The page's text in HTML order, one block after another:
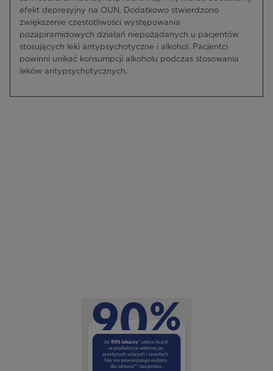
efekt depresyjny na OUN. Dodatkowo stwierdzono
zwiększenie częstotliwości występowania
pozapiramidowych działań niepożądanych u pacjentów
stosujących leki antypsychotyczne i alkohol. Pacjentci
powinni unikać konsumpcji alkoholu podczas stosowania
leków antypsychotycznych.